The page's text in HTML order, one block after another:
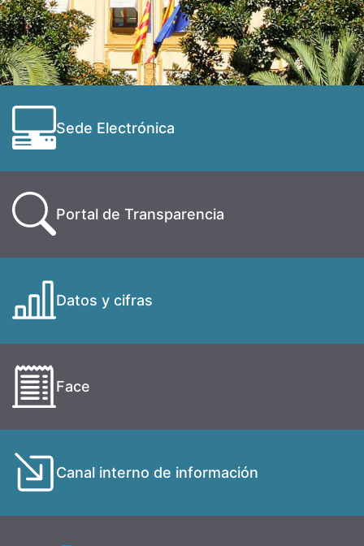
Sede Electrónica
Portal de Transparencia
Datos y cifras
Face
Canal interno de información